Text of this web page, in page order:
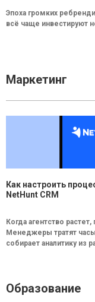
Эпоха громких
всё чаще инвестируют
Маркетинг
Как настроить
NetHunt CRM
Когда агентство
Менеджеры тратят
собирает аналитику из
Образование